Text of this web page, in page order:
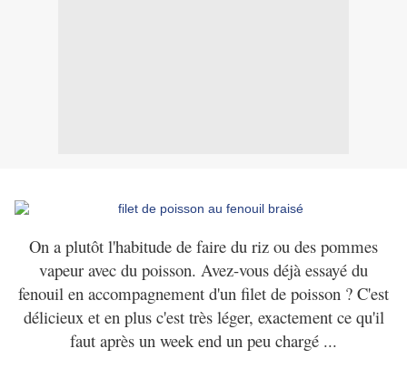
On a plutôt l'habitude de faire du riz ou des pommes
vapeur avec du poisson. Avez-vous déjà essayé du
fenouil en accompagnement d'un filet de poisson ? C'est
délicieux et en plus c'est très léger, exactement ce qu'il
faut après un week end un peu chargé ...